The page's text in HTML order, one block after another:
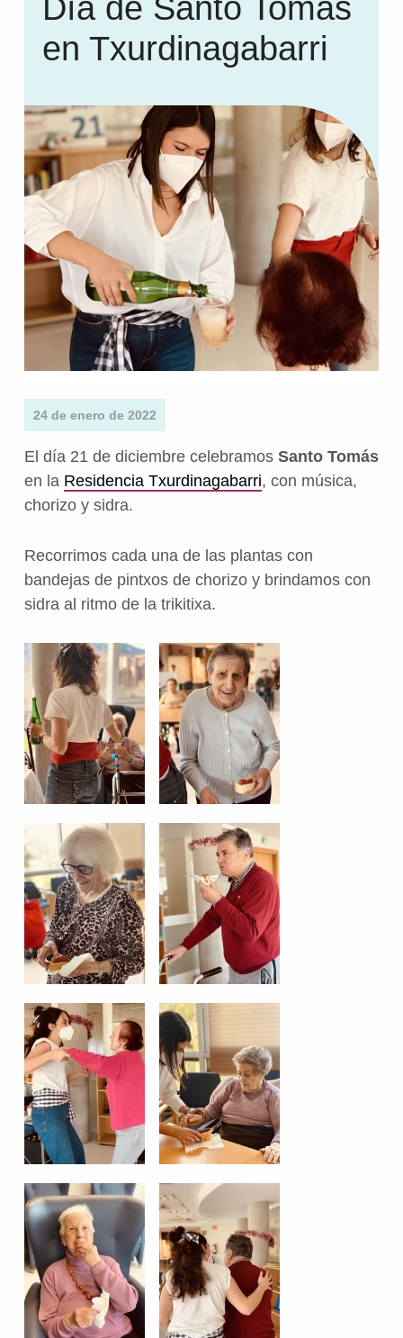
Día de Santo Tomás
en Txurdinagabarri
24 de enero de 2022
El día 21 de diciembre celebramos Santo Tomás
en la Residencia Txurdinagabarri, con música,
chorizo y sidra.
Recorrimos cada una de las plantas con
bandejas de pintxos de chorizo y brindamos con
sidra al ritmo de la trikitixa.